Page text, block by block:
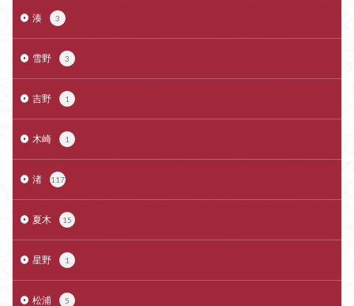
湊 3
雪野 3
吉野 1
木崎 1
渚 117
夏木 15
星野 1
松浦 5